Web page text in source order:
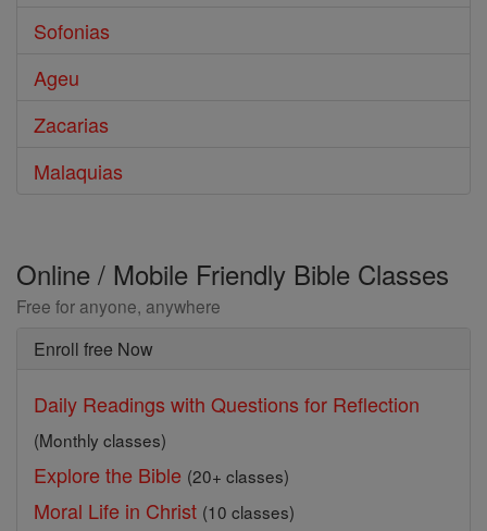
Sofonias
Ageu
Zacarias
Malaquias
Online / Mobile Friendly Bible Classes
Free for anyone, anywhere
Enroll free Now
Daily Readings with Questions for Reflection
(Monthly classes)
Explore the Bible (20+ classes)
Moral Life in Christ (10 classes)